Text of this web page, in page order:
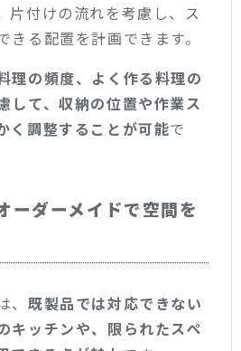
片付けの流れを考慮し、ス
きる配置を計画できます。
理の頻度、よく作る料理の
して、収納の位置や作業ス
く調整することが可能で
ーダーメイドで空間を
既製品では対応できない
キッチンや、限られたスペ